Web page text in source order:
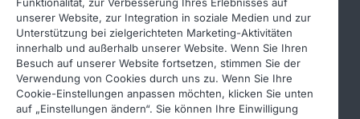
© 2026 DAF
Rechtlicher Hinweis
unserer Website, zur Integration in soziale Medien und zur
Unterstützung bei zielgerichteten Marketing-Aktivitäten
innerhalb und außerhalb unserer Website. Wenn Sie Ihren
Besuch auf unserer Website fortsetzen, stimmen Sie der
Verwendung von Cookies durch uns zu. Wenn Sie Ihre
Cookie-Einstellungen anpassen möchten, klicken Sie unten
auf „Einstellungen ändern“. Sie können Ihre Einwilligung